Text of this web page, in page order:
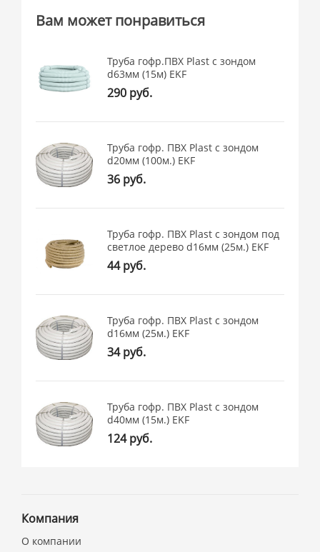
Вам может понравиться
Труба гофр.ПВХ Plast с зондом
d63мм (15м) EKF
290 руб.
Труба гофр. ПВХ Plast с зондом
d20мм (100м.) EKF
36 руб.
Труба гофр. ПВХ Plast с зондом под
светлое дерево d16мм (25м.) EKF
44 руб.
Труба гофр. ПВХ Plast с зондом
d16мм (25м.) EKF
34 руб.
Труба гофр. ПВХ Plast с зондом
d40мм (15м.) EKF
124 руб.
Компания
О компании